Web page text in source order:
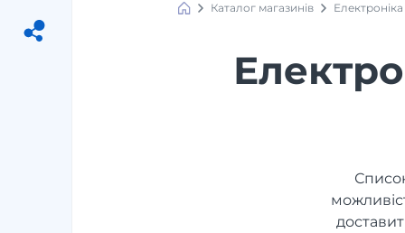
Каталог магазинів Електроніка